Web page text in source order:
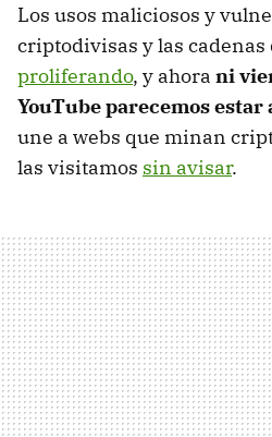
Los usos maliciosos y
criptodivisas y las cadenas
proliferando, y ahora ni
YouTube parecemos estar
une a webs que minan
las visitamos sin avisar.